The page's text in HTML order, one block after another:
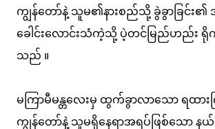
ကျွန်တော်နဲ့ သူမ၏နားစည်သို့ ခွဲခွာခြင်း၏
ခေါင်းလောင်းသံကဲ့သို့ ပဲ့တင်မြည်ဟည်း
သည် ။
မကြာမီမန္တလေးမှ ထွက်ခွာလာသော ရထာ
ကျွန်တော်နဲ့ သူမရှိနေရာအရပ်ဖြစ်သော န